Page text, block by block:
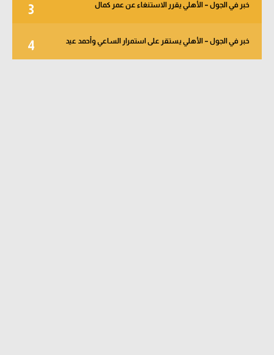
3 خبر في الجول – الأهلي يقرر الاستنغاء عن عمر كمال
4 خبر في الجول – الأهلي يستقر على استمرار الساعي وأحمد عيد